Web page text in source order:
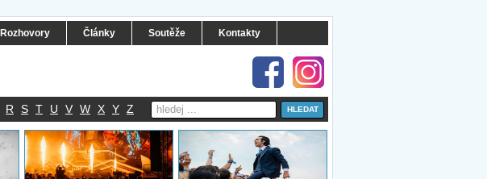
Rozhovory Články Soutěže Kontakty
R S T U V W X Y Z